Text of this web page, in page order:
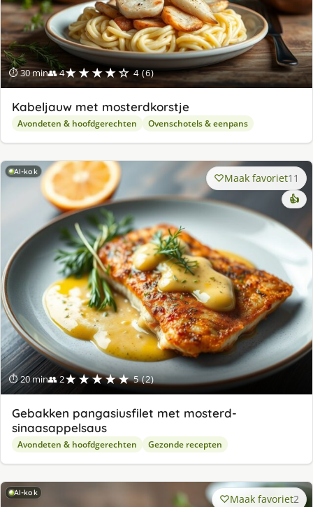
⏱ 30 min👥 4★★★★☆ 4 (6)
Kabeljauw met mosterdkorstje
Avondeten & hoofdgerechten Ovenschotels & eenpans
AI-kok
⏱ 20 min👥 2★★★★★ 5 (2)
Maak favoriet11
👍
Gebakken pangasiusfilet met mosterd-
sinaasappelsaus
Avondeten & hoofdgerechten Gezonde recepten
AI-kok Maak favoriet2